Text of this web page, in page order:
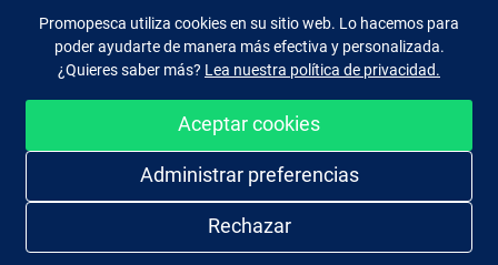
Síguenos Facebook Instagram
Comprar de manera fácil y segura
Promopesca utiliza cookies en su sitio web. Lo hacemos para
poder ayudarte de manera más efectiva y personalizada.
¿Quieres saber más? Lea nuestra política de privacidad.
Aceptar cookies
Administrar preferencias
Rechazar